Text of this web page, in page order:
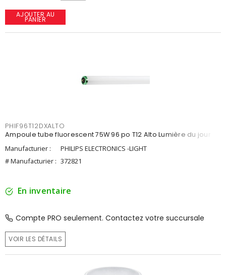
AJOUTER AU
PANIER
PHIF96T12DXALTO
Ampoule tube fluorescent 75W 96 po T12 Alto Lumière du jour
Manufacturier :
PHILIPS ELECTRONICS -LIGHT
# Manufacturier : 372821
En inventaire
Compte PRO seulement. Contactez votre succursale
VOIR LES DÉTAILS